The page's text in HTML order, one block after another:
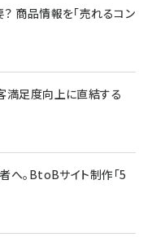
商品情報を「売れるコン
満足度向上に直結する
。BtoBサイト制作「5